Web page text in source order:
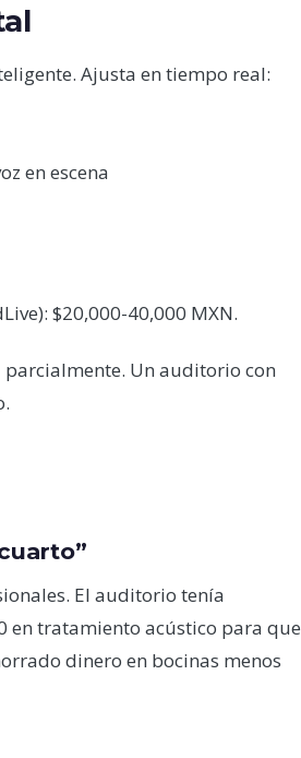
Ajusta en tiempo real:
en escena
$20,000-40,000 MXN.
parcialmente. Un auditorio con
El auditorio tenía
en tratamiento acústico para que
dinero en bocinas menos